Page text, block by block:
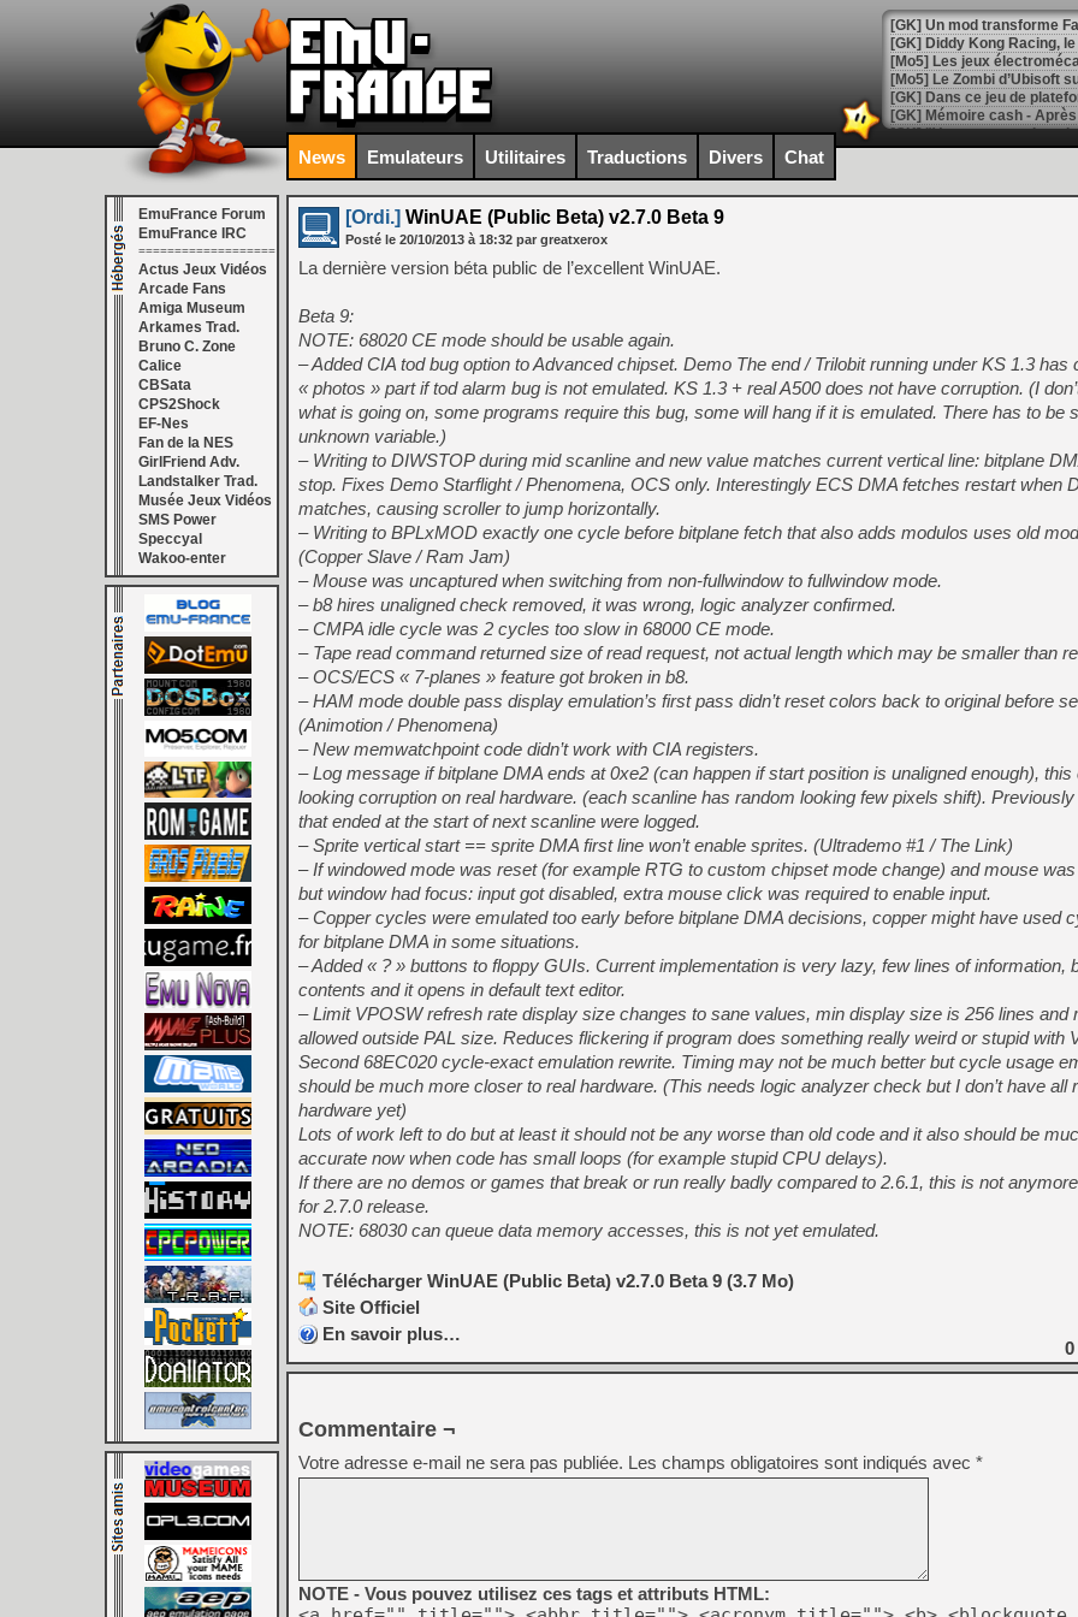
[GK] Un mod transforme
[GK] Diddy Kong Racing,
[Mo5] Les jeux
[Mo5] Le Zombi d’Ubisoft
[GK] Dans ce jeu de
[GK] Mémoire cash -
[GK] "Vous ne serez
[Mo5] Changeable
[GK] Des bugs de Super
[LS] [Switch] NSP Auto
[GK] La saga horrifique
[GK] Le portage de Super
[Mo5] Le jeu de course
[GK] Guillermo del Toro
[LTF] Eté 2026 - Séquence
[GK] Mistfall Hunter : déjà
[GK] Wo Long 2 évolue
[GK] Crossfire : un TPS à
[LS] [PS5] Premiers
[Mo5] DOOM arrive en
[GK] Bethesda fête les 30
[GK] Roblox : l'action en
[GK] Agenda - GeForce
[GK] Devolver Digital en a
[LS] [PS5] ps5-y2jb-
[GK] Pourquoi Marvel
[GK] Test : Restory : Chill
News Emulateurs Utilitaires Traductions Divers Chat
EmuFrance Forum
EmuFrance IRC
===================
Actus Jeux Vidéos
Arcade Fans
Amiga Museum
Arkames Trad.
Bruno C. Zone
Calice
CBSata
CPS2Shock
EF-Nes
Fan de la NES
GirlFriend Adv.
Landstalker Trad.
Musée Jeux Vidéos
SMS Power
Speccyal
Wakoo-enter
[Ordi.] WinUAE (Public Beta) v2.7.0 Beta 9
Posté le 20/10/2013 à 18:32 par greatxerox
La dernière version béta public de l’excellent WinUAE.
Beta 9:
NOTE: 68020 CE mode should be usable again.
– Added CIA tod bug option to Advanced chipset. Demo The end / Trilobit running under KS 1.3 has
« photos » part if tod alarm bug is not emulated. KS 1.3 + real A500 does not have corruption. (I
what is going on, some programs require this bug, some will hang if it is emulated. There has to be
unknown variable.)
– Writing to DIWSTOP during mid scanline and new value matches current vertical line: bitplane
stop. Fixes Demo Starflight / Phenomena, OCS only. Interestingly ECS DMA fetches restart when
matches, causing scroller to jump horizontally.
– Writing to BPLxMOD exactly one cycle before bitplane fetch that also adds modulos uses old
(Copper Slave / Ram Jam)
– Mouse was uncaptured when switching from non-fullwindow to fullwindow mode.
– b8 hires unaligned check removed, it was wrong, logic analyzer confirmed.
– CMPA idle cycle was 2 cycles too slow in 68000 CE mode.
– Tape read command returned size of read request, not actual length which may be smaller than
– OCS/ECS « 7-planes » feature got broken in b8.
– HAM mode double pass display emulation’s first pass didn’t reset colors back to original before
(Animotion / Phenomena)
– New memwatchpoint code didn’t work with CIA registers.
– Log message if bitplane DMA ends at 0xe2 (can happen if start position is unaligned enough),
looking corruption on real hardware. (each scanline has random looking few pixels shift).
that ended at the start of next scanline were logged.
– Sprite vertical start == sprite DMA first line won’t enable sprites. (Ultrademo #1 / The Link)
– If windowed mode was reset (for example RTG to custom chipset mode change) and mouse
but window had focus: input got disabled, extra mouse click was required to enable input.
– Copper cycles were emulated too early before bitplane DMA decisions, copper might have used
for bitplane DMA in some situations.
– Added « ? » buttons to floppy GUIs. Current implementation is very lazy, few lines of information,
contents and it opens in default text editor.
– Limit VPOSW refresh rate display size changes to sane values, min display size is 256 lines and
allowed outside PAL size. Reduces flickering if program does something really weird or stupid with
Second 68EC020 cycle-exact emulation rewrite. Timing may not be much better but cycle usage
should be much more closer to real hardware. (This needs logic analyzer check but I don’t have all
hardware yet)
Lots of work left to do but at least it should not be any worse than old code and it also should be
accurate now when code has small loops (for example stupid CPU delays).
If there are no demos or games that break or run really badly compared to 2.6.1, this is not
for 2.7.0 release.
NOTE: 68030 can queue data memory accesses, this is not yet emulated.
Télécharger WinUAE (Public Beta) v2.7.0 Beta 9 (3.7 Mo)
Site Officiel
En savoir plus…
0
Commentaire ¬
Votre adresse e-mail ne sera pas publiée. Les champs obligatoires sont indiqués avec *
NOTE - Vous pouvez utilisez ces tags et attributs HTML: